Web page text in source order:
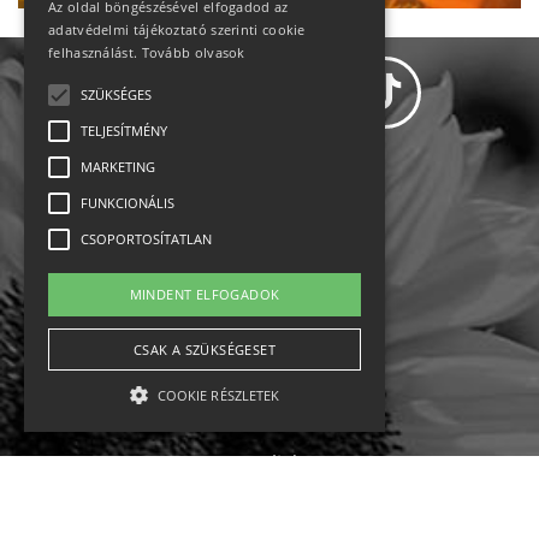
Állásajánlatok
Impresszum-kapcsolat
Jogi nyilatkozat
English
Az oldal böngészésével elfogadod az
adatvédelmi tájékoztató szerinti cookie
felhasználást. Tovább olvasok
SZÜKSÉGES
TELJESÍTMÉNY
MARKETING
FUNKCIONÁLIS
CSOPORTOSÍTATLAN
MINDENT ELFOGADOK
CSAK A SZÜKSÉGESET
COOKIE RÉSZLETEK